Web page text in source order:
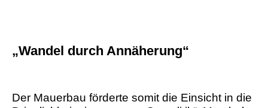
„Wandel durch Annäherung“
Der Mauerbau förderte somit die Einsicht in die